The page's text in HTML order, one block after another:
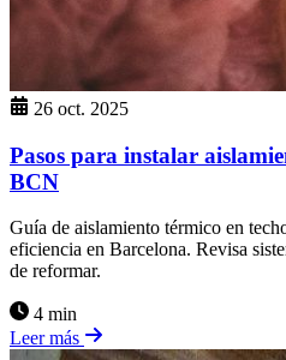
26 oct. 2025
Pasos para instalar
BCN
Guía de aislamiento térmico en
eficiencia en Barcelona. Revisa
de reformar.
4 min
Leer más